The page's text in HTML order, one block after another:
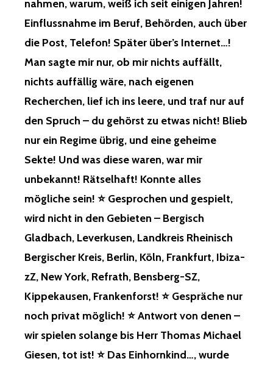
WAR’S
ABER
BEDEUTUNG,
DAS
DIESE
EINFLUSS
NAHMEN,
WARUM,
WEISS I
CH S
INIGEN J
AHREN! E
INFLUSSNAHME I
M B
EHÖRDEN, A
UCH Ü
IE P
OST, T
PÄTER Ü
BER’S I
AN S
nahmen, warum, weiß ich seit einigen Jahren!
Einflussnahme im Beruf, Behörden, auch über
die Post, Telefon! Später über’s Internet…!
Man sagte mir nur, ob mir nichts auffällt,
nichts auffällig wäre, nach eigenen
Recherchen, lief ich ins leere, und traf nur auf
den Spruch – du gehörst zu etwas nicht! Blieb
nur ein Regime übrig, und eine geheime
Sekte! Und was diese waren, war mir
unbekannt! Rätselhaft! Konnte alles
mögliche sein! ⭐ Gesprochen und gespielt,
wird nicht in den Gebieten – Bergisch
Gladbach, Leverkusen, Landkreis Rheinisch
Bergischer Kreis, Berlin, Köln, Frankfurt, Ibiza-
zZ, New York, Refrath, Bensberg-SZ,
Kippekausen, Frankenforst! ⭐ Gespräche nur
noch privat möglich! ⭐ Antwort von denen –
wir spielen solange bis Herr Thomas Michael
Giesen, tot ist! ⭐ Das Einhornkind…, wurde